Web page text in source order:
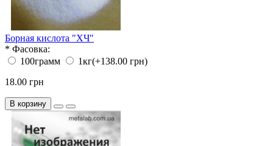
Борная кислота "ХЧ"
* Фасовка:
100грамм
1кг(+138.00 грн)
18.00 грн
В корзину